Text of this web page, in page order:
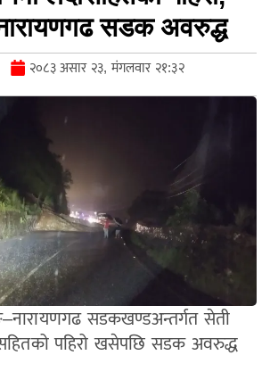
सडक अवरुद्ध
२०८३ असार २३, मंगलवार २१:३२
सडकखण्डअन्तर्गत सेती
पहिरो खसेपछि सडक अवरुद्ध